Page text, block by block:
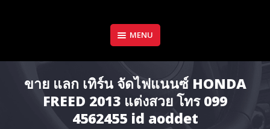
MENU
ขาย แลก เทิร์น จัดไฟแนนซ์ HONDA
FREED 2013 แต่งสวย โทร 099
4562455 id aoddet